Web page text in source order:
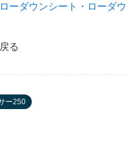
ーダウンシート・ローダウ
る
ー250